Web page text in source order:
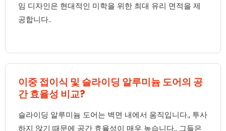
임 디자인은 현대적인 미학을 위한 최대 유리 면적을 제
공합니다..
이중 접이식 및 슬라이딩 알루미늄 도어의 공
간 효율성 비교?
슬라이딩 알루미늄 도어는 벽면 내에서 움직입니다., 투사
하지 않기 때문에 공간 효율성이 매우 높습니다.. 그들은